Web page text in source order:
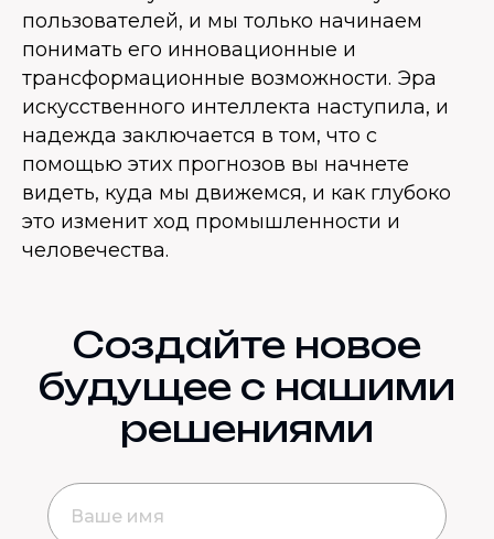
пользователей, и мы только начинаем
понимать его инновационные и
трансформационные возможности. Эра
искусственного интеллекта наступила, и
надежда заключается в том, что с
помощью этих прогнозов вы начнете
видеть, куда мы движемся, и как глубоко
это изменит ход промышленности и
человечества.
Создайте новое
будущее с нашими
решениями